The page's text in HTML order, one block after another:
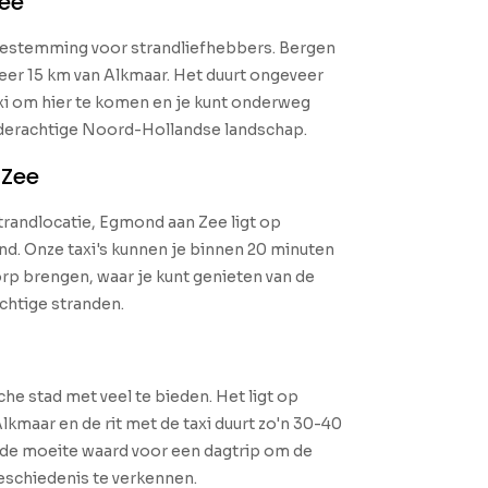
voor strandliefhebbers. Bergen
15 km van Alkmaar. Het duurt ongeveer
om hier te komen en je kunt onderweg
Noord-Hollandse landschap.
Egmond aan Zee ligt op
Onze taxi's kunnen je binnen 20 minuten
brengen, waar je kunt genieten van de
stranden.
stad met veel te bieden. Het ligt op
en de rit met de taxi duurt zo'n 30-40
moeite waard voor een dagtrip om de
te verkennen.